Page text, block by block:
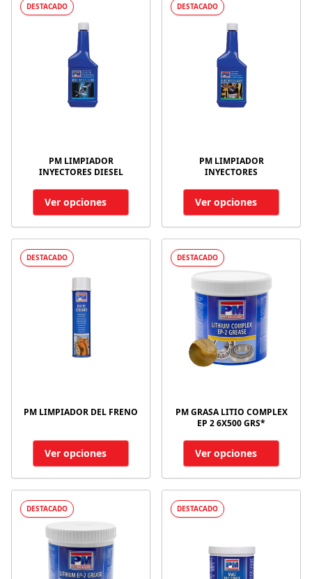
DESTACADO
PM LIMPIADOR
INYECTORES DIESEL
Ver opciones
DESTACADO
PM LIMPIADOR
INYECTORES
Ver opciones
DESTACADO
PM LIMPIADOR DEL FRENO
Ver opciones
DESTACADO
PM GRASA LITIO COMPLEX
EP 2 6X500 GRS*
Ver opciones
DESTACADO DESTACADO